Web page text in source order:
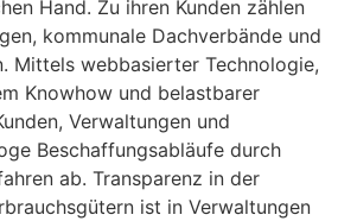
Hand. Zu ihren Kunden zählen
kommunale Dachverbände und
Mittels webbasierter Technologie,
Knowhow und belastbarer
Verwaltungen und
Beschaffungsabläufe durch
ab. Transparenz in der
ist in Verwaltungen